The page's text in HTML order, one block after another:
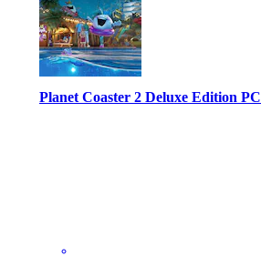
Planet Coaster 2 Deluxe Edition PC